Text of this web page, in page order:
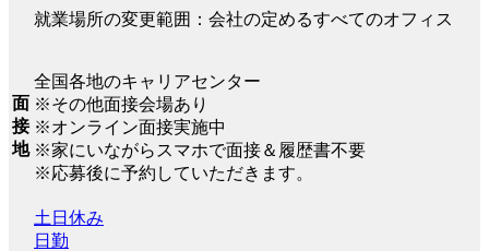
就業場所の変更範囲：会社の定めるすべてのオフィス
面
接
地
全国各地のキャリアセンター
※その他面接会場あり
※オンライン面接実施中
※家にいながらスマホで面接＆履歴書不要
※応募後に予約していただきます。
土日休み
日勤